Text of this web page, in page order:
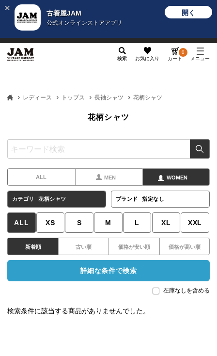
古着屋JAM
公式オンラインストアアプリ
開く
検索 お気に入り カート
0
メニュー
レディース トップス 長袖シャツ 花柄シャツ
花柄シャツ
ALL MEN WOMEN
カテゴリ 花柄シャツ ブランド 指定なし
ALL XS S M L XL XXL
新着順 古い順 価格が安い順 価格が高い順
詳細な条件で検索
在庫なしを含める
検索条件に該当する商品がありませんでした。